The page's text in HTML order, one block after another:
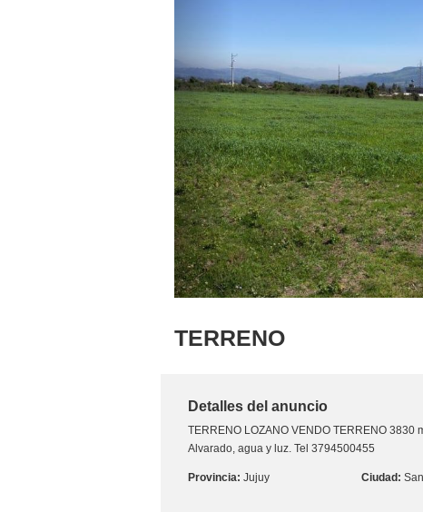
TERRENO
Detalles del anuncio
TERRENO LOZANO VENDO TERRENO 3830
Alvarado, agua y luz. Tel 3794500455
Jujuy